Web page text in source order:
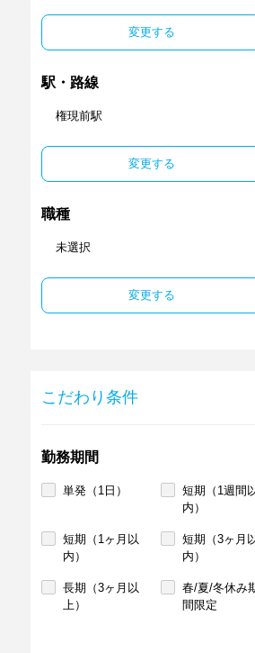
変更する
駅・路線
権現前駅
変更する
職種
未選択
変更する
こだわり条件
勤務期間
単発（1日）
短期（1週間
内）
短期（1ヶ月以
内）
短期（3ヶ月
内）
長期（3ヶ月以
上）
春/夏/冬休み
間限定